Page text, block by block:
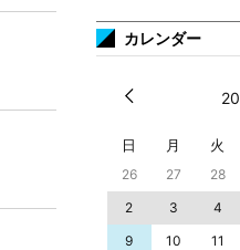
カレンダー
日 月 火
26 27 28
2
3 4
9
10 11